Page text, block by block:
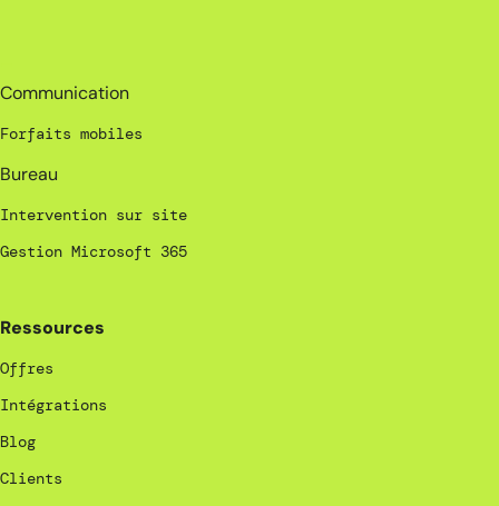
Communication
Forfaits mobiles
Bureau
Intervention sur site
Gestion Microsoft 365
Ressources
Offres
Intégrations
Blog
Clients